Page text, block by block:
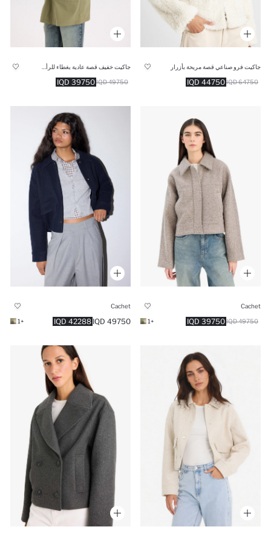
جاكيت فرو صناعي قصة مريحة بأزرار
44750 IQD 64750 IQD
39750 IQD 49750 IQD
Cachet
39750 IQD 49750 IQD
+1
Cachet
42288 IQD 49750 IQD
+1